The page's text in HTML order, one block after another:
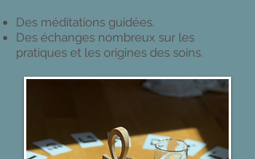
Des méditations guidées.
Des échanges nombreux sur les
pratiques et les origines des soins.